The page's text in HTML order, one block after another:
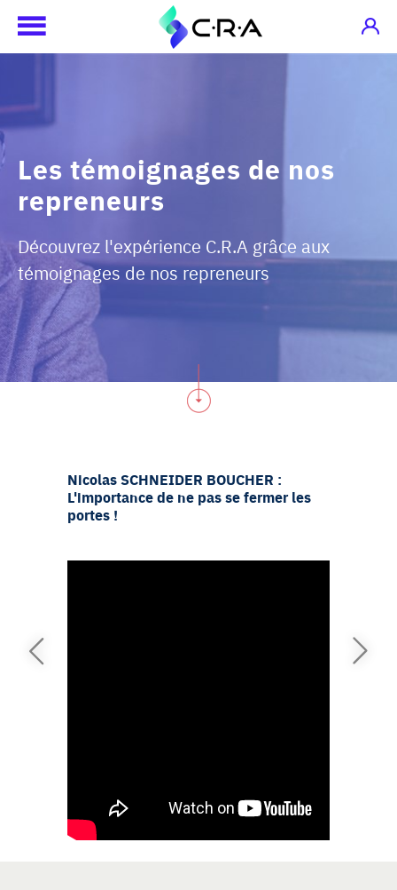
Les témoignages de nos
repreneurs
Découvrez l'expérience C.R.A grâce aux
témoignages de nos repreneurs
Nicolas SCHNEIDER BOUCHER :
L'importance de ne pas se fermer les
portes !